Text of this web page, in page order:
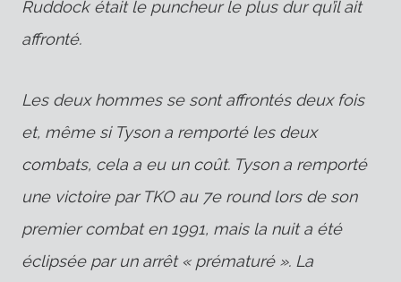
Ruddock était le puncheur le plus dur qu’il ait
affronté.
Les deux hommes se sont affrontés deux fois
et, même si Tyson a remporté les deux
combats, cela a eu un coût. Tyson a remporté
une victoire par TKO au 7e round lors de son
premier combat en 1991, mais la nuit a été
éclipsée par un arrêt « prématuré ». La